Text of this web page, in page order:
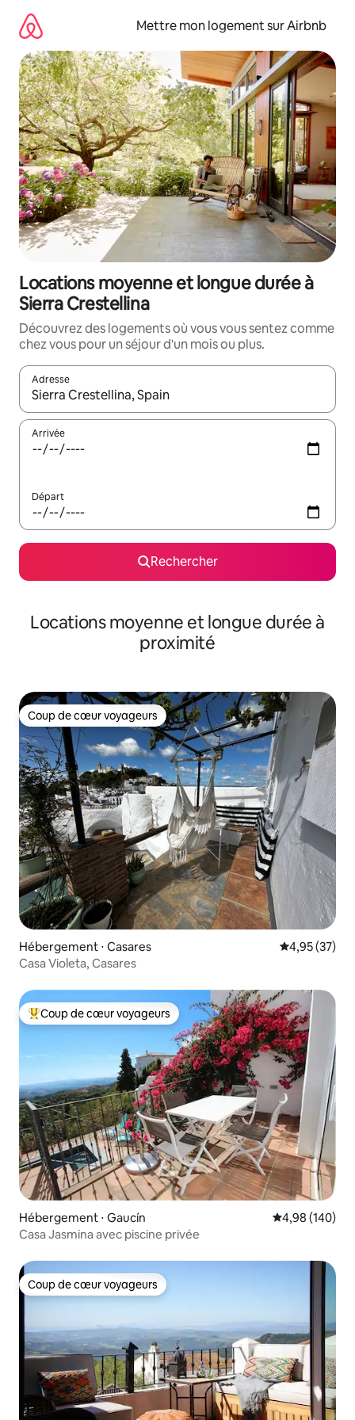
directement
contenu
Mettre mon logement sur Airbnb
Locations moyenne et longue durée à
Sierra Crestellina
Découvrez des logements où vous vous sentez comme
chez vous pour un séjour d'un mois ou plus.
Adresse
Lorsque les résultats s'affichent, utilisez les flèches vers le
Arrivée
Départ
Rechercher
Locations moyenne et longue durée à
proximité
Coup de cœur voyageurs
Coup de cœur voyageurs
Hébergement ⋅ Casares Évaluation
4,95 (37)
Casa Violeta, Casares
Coups de cœur voyageurs les plus appréciés
Coup de cœur voyageurs
Hébergement ⋅ Gaucín Évaluation
4,98 (140)
Casa Jasmina avec piscine privée
Coup de cœur voyageurs
Coup de cœur voyageurs